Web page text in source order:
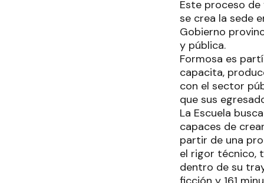
Este proceso
se crea la sede
Gobierno
y pública.
Formosa es
capacita,
con el sector
que sus
La Escuela
capaces de
partir de una
el rigor técnico,
dentro de su